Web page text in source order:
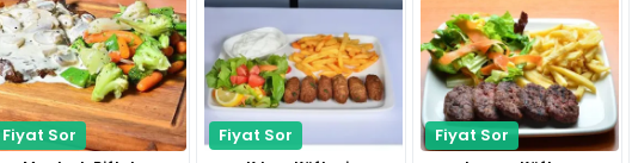
Fiyat Sor Fiyat Sor Fiyat Sor